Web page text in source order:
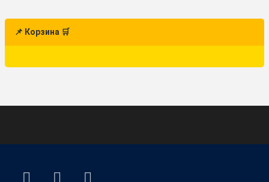
📌 Корзина 🛒